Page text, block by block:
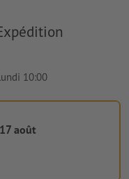
10:00
août